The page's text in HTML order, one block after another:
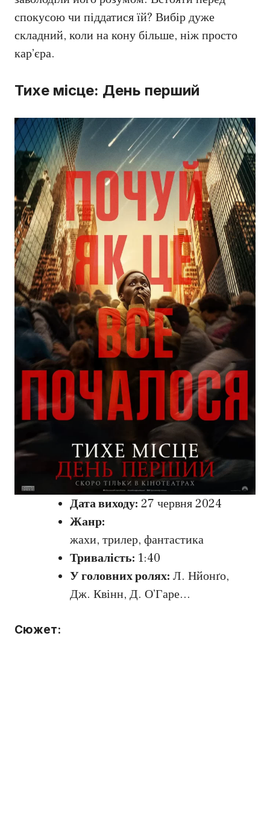
спокусою чи піддатися їй? Вибір дуже
складний, коли на кону більше, ніж просто
кар’єра.
Тихе місце: День перший
Дата виходу: 27 червня 2024
Жанр:
жахи, трилер, фантастика
Тривалість: 1:40
У головних ролях: Л. Нйонґо,
Дж. Квінн, Д. О’Гаре…
Сюжет: